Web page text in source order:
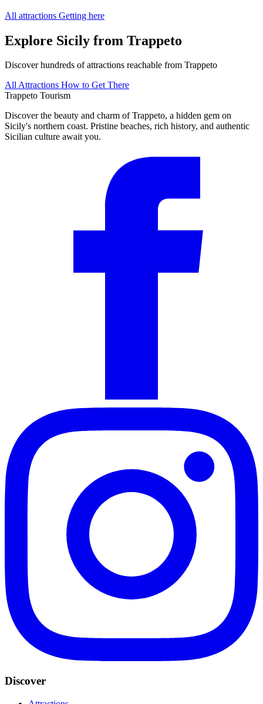
All attractions Getting here
Explore Sicily from Trappeto
Discover hundreds of attractions reachable from Trappeto
All Attractions How to Get There
Trappeto Tourism
Discover the beauty and charm of Trappeto, a hidden gem on
Sicily's northern coast. Pristine beaches, rich history, and authentic
Sicilian culture await you.
Discover